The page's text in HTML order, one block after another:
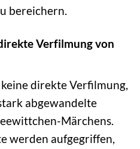
bereichern.
Verfilmung von
direkte Verfilmung,
abgewandelte
Märchens.
werden aufgegriffen,